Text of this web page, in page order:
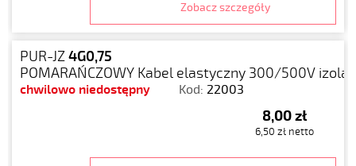
Zobacz szczegóły
PUR-JZ4G0,75
POMARAŃCZOWY Kabel elastyczny 300/500V
chwilowo niedostępny Kod: 22003
8,00 zł
6,50 zł netto